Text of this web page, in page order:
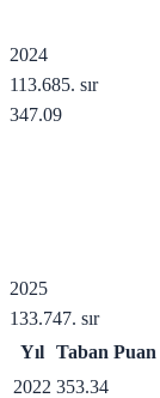
2024
113.685. sır
347.09
2025
133.747. sır
Yıl Taban Puan
2022 353.34